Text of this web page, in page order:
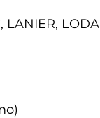
LANIER, LODA